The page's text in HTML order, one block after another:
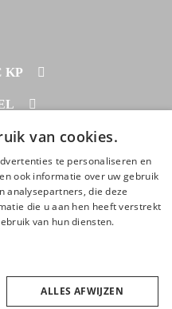
KP
MAKEN
2020 - 2026
statement
website ontwikkeling
van cookies.
te personaliseren en
ook informatie over uw gebruik
analysepartners, die deze
die u aan hen heeft verstrekt
van hun diensten.
ALLES AFWIJZEN